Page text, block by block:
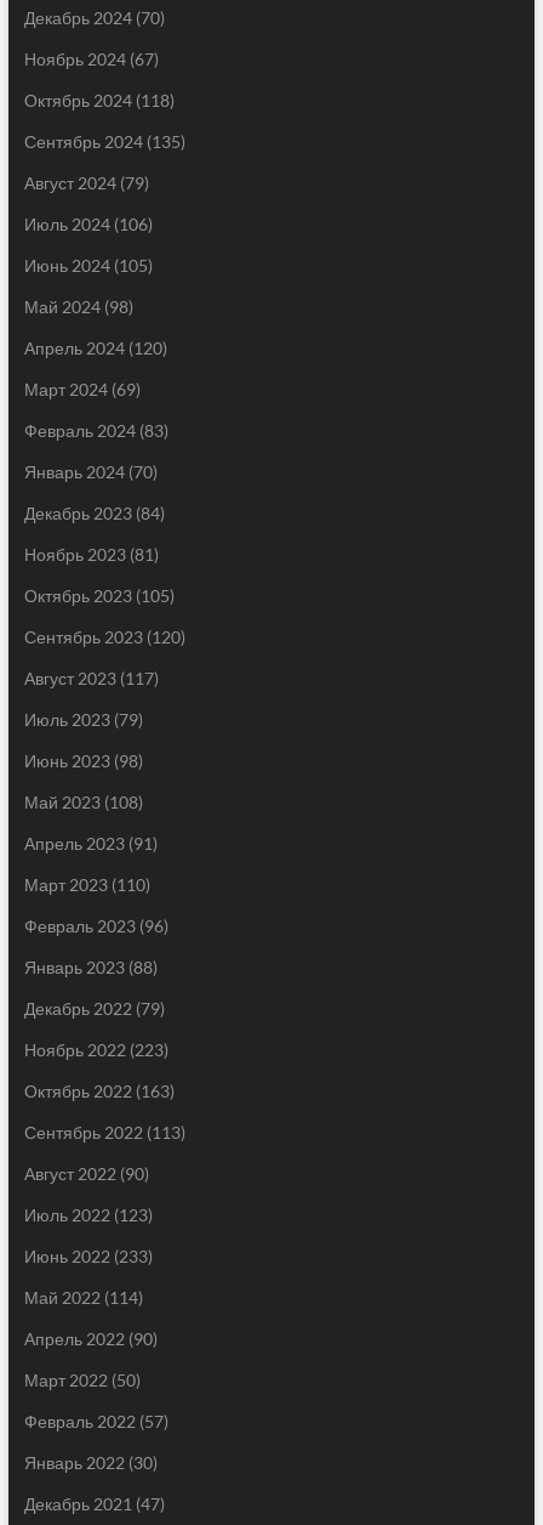
Декабрь 2024(70)
Ноябрь 2024(67)
Октябрь 2024(118)
Сентябрь 2024(135)
Август 2024(79)
Июль 2024(106)
Июнь 2024(105)
Май 2024(98)
Апрель 2024(120)
Март 2024(69)
Февраль 2024(83)
Январь 2024(70)
Декабрь 2023(84)
Ноябрь 2023(81)
Октябрь 2023(105)
Сентябрь 2023(120)
Август 2023(117)
Июль 2023(79)
Июнь 2023(98)
Май 2023(108)
Апрель 2023(91)
Март 2023(110)
Февраль 2023(96)
Январь 2023(88)
Декабрь 2022 (79)
Ноябрь 2022 (223)
Октябрь 2022 (163)
Сентябрь 2022 (113)
Август 2022 (90)
Июль 2022 (123)
Июнь 2022 (233)
Май 2022 (114)
Апрель 2022 (90)
Март 2022 (50)
Февраль 2022 (57)
Январь 2022 (30)
Декабрь 2021 (47)